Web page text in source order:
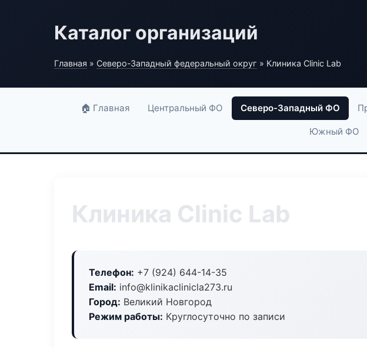
Каталог организаций
Главная » Северо-Западный федеральный округ » Клиника Clinic Lab
🏠 Главная Центральный ФО Северо-Западный ФО
Южный ФО
Клиника Clinic Lab
Телефон: +7 (924) 644-14-35
Email: info@klinikaclinicla273.ru
Город: Великий Новгород
Режим работы: Круглосуточно по записи